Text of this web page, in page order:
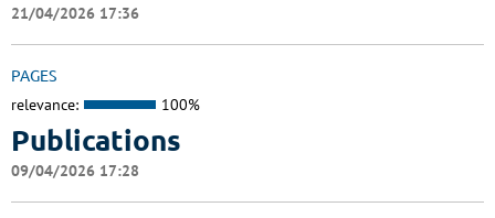
21/04/2026 17:36
PAGES
relevance: 100%
Publications
09/04/2026 17:28